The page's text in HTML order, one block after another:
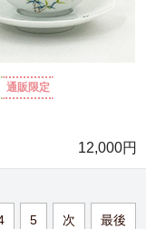
通販限定
12,000円
5 次 最後